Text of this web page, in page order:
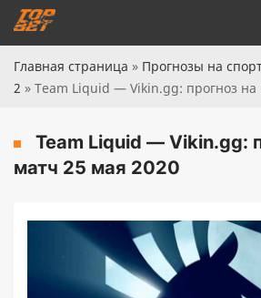
Главная страница » Прогнозы на
2 » Team Liquid — Vikin.gg: прогноз на
Team Liquid — Vikin.gg:
матч 25 мая 2020